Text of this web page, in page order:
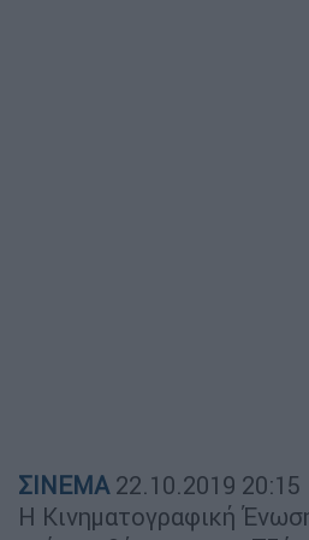
ΣΙΝΕΜΑ 22.10.2019 20:15
Η Κινηματογραφική